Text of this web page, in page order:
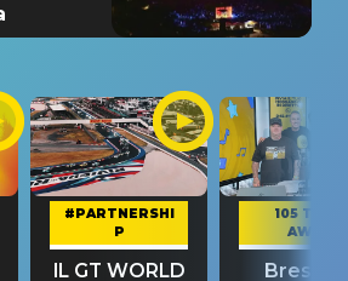
#PARTNERSHI
P
IL GT WORLD
105 TAKE
AWAY
Bresh: